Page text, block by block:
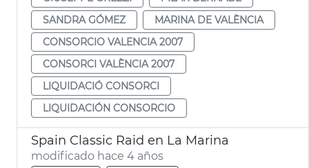
SANDRA GÓMEZ
MARINA DE VALÈNCIA
CONSORCIO VALENCIA 2007
CONSORCI VALÈNCIA 2007
LIQUIDACIÓ CONSORCI
LIQUIDACIÓN CONSORCIO
Spain Classic Raid en La Marina
modificado hace 4 años